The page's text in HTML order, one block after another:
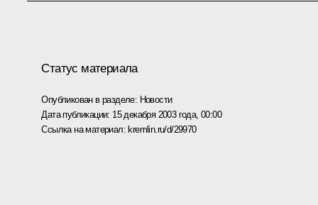
Статус материала
Опубликован в разделе: Новости
Дата публикации: 15 декабря 2003 года, 00:00
Ссылка на материал:kremlin.ru/d/29970